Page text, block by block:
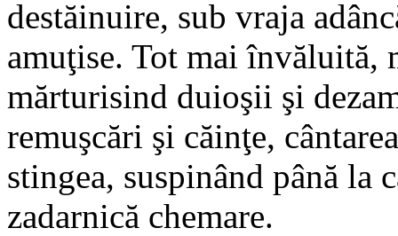
destăinuire, sub vraja
amuţise. Tot mai învăluită,
mărturisind duioşii şi
remuşcări şi căinţe,
stingea, suspinând până la
zadarnică chemare.